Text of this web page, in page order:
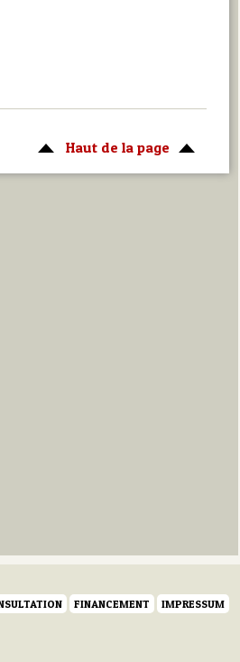
Haut de la page
FINANCEMENT IMPRESSUM